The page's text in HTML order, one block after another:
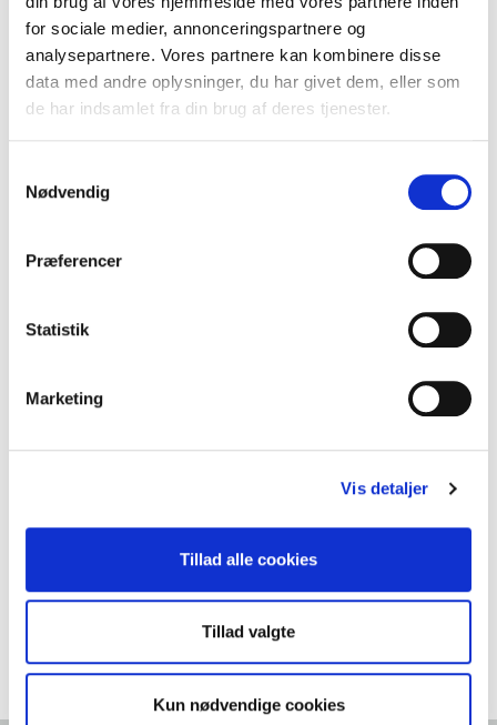
for sociale medier, annonceringspartnere og
analysepartnere. Vores partnere kan kombinere disse
data med andre oplysninger, du har givet dem, eller som
de har indsamlet fra din brug af deres tjenester.
Nødvendig
Præferencer
Statistik
Marketing
Vis detaljer
Tillad alle cookies
Tillad valgte
Kun nødvendige cookies
Varenr.: 10001929
Varenr.: 10001839